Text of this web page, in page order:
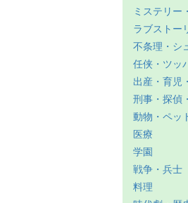
ミステリー
ラブストー
不条理・シ
任侠・ツッ
出産・育児
刑事・探偵
動物・ペッ
医療
学園
戦争・兵士
料理